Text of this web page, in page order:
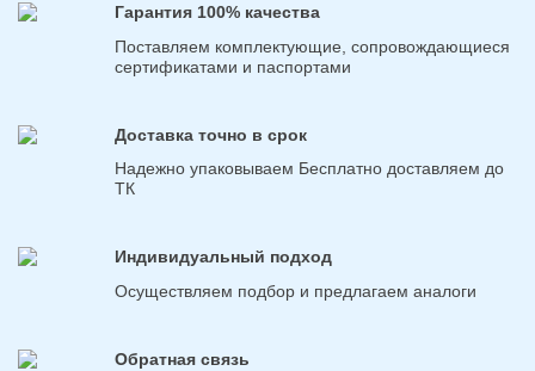
Гарантия 100% качества
Поставляем комплектующие, сопровождающиеся
сертификатами и паспортами
Доставка точно в срок
Надежно упаковываем Бесплатно доставляем до
ТК
Индивидуальный подход
Осуществляем подбор и предлагаем аналоги
Обратная связь